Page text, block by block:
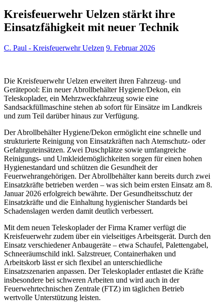
Kreisfeuerwehr Uelzen stärkt ihre
Einsatzfähigkeit mit neuer Technik
C. Paul - Kreisfeuerwehr Uelzen 9. Februar 2026
Die Kreisfeuerwehr Uelzen erweitert ihren Fahrzeug- und
Gerätepool: Ein neuer Abrollbehälter Hygiene/Dekon, ein
Teleskoplader, ein Mehrzweckfahrzeug sowie eine
Sandsackfüllmaschine stehen ab sofort für Einsätze im Landkreis
und zum Teil darüber hinaus zur Verfügung.
Der Abrollbehälter Hygiene/Dekon ermöglicht eine schnelle und
strukturierte Reinigung von Einsatzkräften nach Atemschutz- oder
Gefahrguteinsätzen. Zwei Duschplätze sowie umfangreiche
Reinigungs- und Umkleidemöglichkeiten sorgen für einen hohen
Hygienestandard und schützen die Gesundheit der
Feuerwehrangehörigen. Der Abrollbehälter kann bereits durch zwei
Einsatzkräfte betrieben werden – was sich beim ersten Einsatz am 8.
Januar 2026 erfolgreich bewährte. Der Gesundheitsschutz der
Einsatzkräfte und die Einhaltung hygienischer Standards bei
Schadenslagen werden damit deutlich verbessert.
Mit dem neuen Teleskoplader der Firma Kramer verfügt die
Kreisfeuerwehr zudem über ein vielseitiges Arbeitsgerät. Durch den
Einsatz verschiedener Anbaugeräte – etwa Schaufel, Palettengabel,
Schneeräumschild inkl. Salzstreuer, Containerhaken und
Arbeitskorb lässt er sich flexibel an unterschiedliche
Einsatzszenarien anpassen. Der Teleskoplader entlastet die Kräfte
insbesondere bei schweren Arbeiten und wird auch in der
Feuerwehrtechnischen Zentrale (FTZ) im täglichen Betrieb
wertvolle Unterstützung leisten.